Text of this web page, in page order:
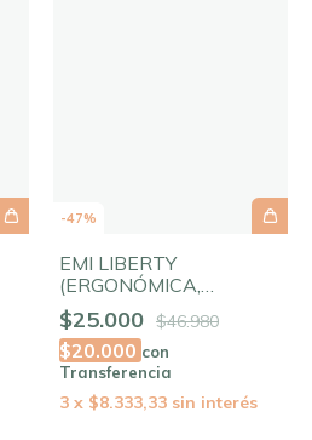
-47%
EMI LIBERTY
(ERGONÓMICA,
ELASTIZADA)
$25.000 $46.980
$20.000 con
Transferencia
3 x $8.333,33 sin interés